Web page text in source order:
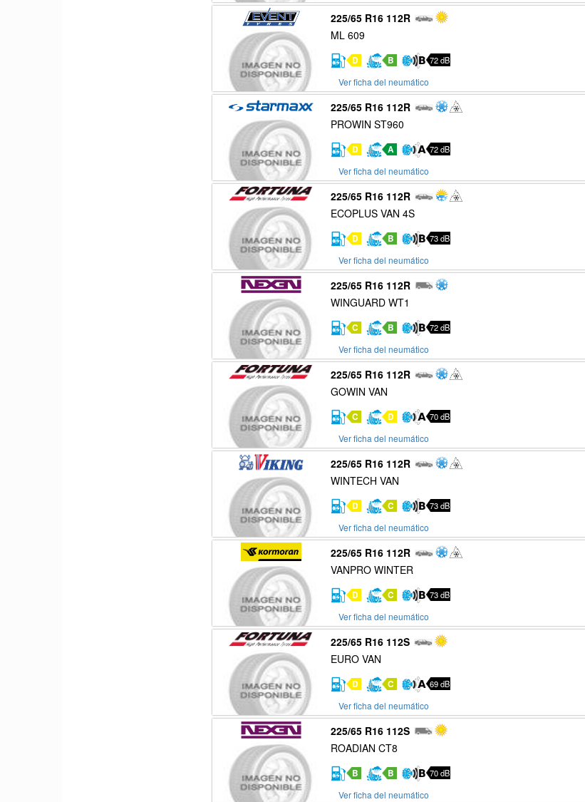
225/65 R16 112R
ML 609
D B 72 dB
Ver ficha del neumático
225/65 R16 112R
PROWIN ST960
D A 72 dB
Ver ficha del neumático
225/65 R16 112R
ECOPLUS VAN 4S
D B 73 dB
Ver ficha del neumático
225/65 R16 112R
WINGUARD WT1
C B 72 dB
Ver ficha del neumático
225/65 R16 112R
GOWIN VAN
C D 70 dB
Ver ficha del neumático
225/65 R16 112R
WINTECH VAN
D C 73 dB
Ver ficha del neumático
225/65 R16 112R
VANPRO WINTER
D C 73 dB
Ver ficha del neumático
225/65 R16 112S
EURO VAN
D C 69 dB
Ver ficha del neumático
225/65 R16 112S
ROADIAN CT8
B B 70 dB
Ver ficha del neumático